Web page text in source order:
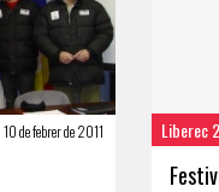
10 de febrer de 2011 Liberec